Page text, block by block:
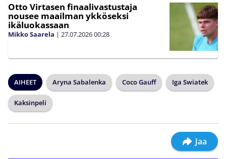
Otto Virtasen finaalivastustaja
nousee maailman ykköseksi
ikäluokassaan
Mikko Saarela | 27.07.202600:28
AIHEET Aryna Sabalenka Coco Gauff Iga Swiatek
Kaksinpeli
Jaa